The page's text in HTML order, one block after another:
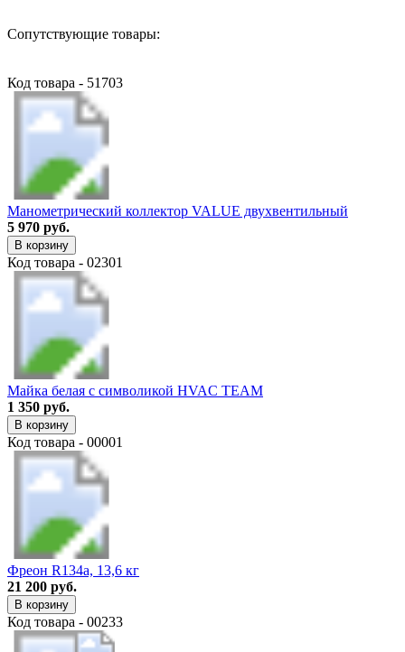
Сопутствующие товары:
Код товара - 51703
Манометрический коллектор VALUE двухвентильный
5 970 руб.
В корзину
Код товара - 02301
Майка белая с символикой HVAC TEAM
1 350 руб.
В корзину
Код товара - 00001
Фреон R134a, 13,6 кг
21 200 руб.
В корзину
Код товара - 00233